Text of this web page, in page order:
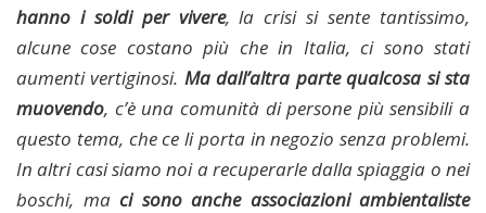
hanno i soldi per vivere, la crisi si sente tantissimo,
alcune cose costano più che in Italia, ci sono stati
aumenti vertiginosi. Ma dall’altra parte qualcosa si sta
muovendo, c’è una comunità di persone più sensibili a
questo tema, che ce li porta in negozio senza problemi.
In altri casi siamo noi a recuperarle dalla spiaggia o nei
boschi, ma ci sono anche associazioni ambientaliste